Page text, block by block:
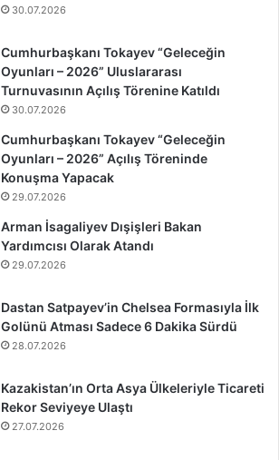
30.07.2026
Cumhurbaşkanı Tokayev “Geleceğin
Oyunları – 2026” Uluslararası
Turnuvasının Açılış Törenine Katıldı
30.07.2026
Cumhurbaşkanı Tokayev “Geleceğin
Oyunları – 2026” Açılış Töreninde
Konuşma Yapacak
29.07.2026
Arman İsagaliyev Dışişleri Bakan
Yardımcısı Olarak Atandı
29.07.2026
Dastan Satpayev’in Chelsea Formasıyla İlk
Golünü Atması Sadece 6 Dakika Sürdü
28.07.2026
Kazakistan’ın Orta Asya Ülkeleriyle Ticareti
Rekor Seviyeye Ulaştı
27.07.2026